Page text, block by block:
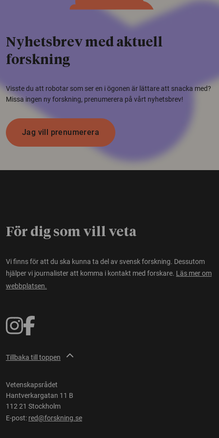
Nyhetsbrev med aktuell
forskning
Visste du att robotar som ser en i ögonen är lättare att snacka med?
Missa ingen ny forskning, prenumerera på vårt nyhetsbrev!
Jag vill prenumerera
För dig som vill veta
Vi finns för att du ska kunna ta del av svensk forskning. Dessutom
hjälper vi journalister att komma i kontakt med forskare. Läs mer om
webbplatsen.
Tillbaka till toppen
Vetenskapsrådet
Hantverkargatan 11 B
112 21 Stockholm
E-post: red@forskning.se